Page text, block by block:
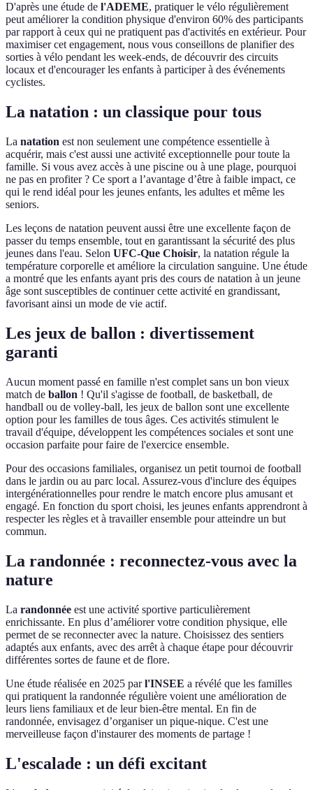
D'après une étude de l'ADEME, pratiquer le vélo régulièrement
peut améliorer la condition physique d'environ 60% des participants
par rapport à ceux qui ne pratiquent pas d'activités en extérieur. Pour
maximiser cet engagement, nous vous conseillons de planifier des
sorties à vélo pendant les week-ends, de découvrir des circuits
locaux et d'encourager les enfants à participer à des événements
cyclistes.
La natation : un classique pour tous
La natation est non seulement une compétence essentielle à
acquérir, mais c'est aussi une activité exceptionnelle pour toute la
famille. Si vous avez accès à une piscine ou à une plage, pourquoi
ne pas en profiter ? Ce sport a l’avantage d’être à faible impact, ce
qui le rend idéal pour les jeunes enfants, les adultes et même les
seniors.
Les leçons de natation peuvent aussi être une excellente façon de
passer du temps ensemble, tout en garantissant la sécurité des plus
jeunes dans l'eau. Selon UFC-Que Choisir, la natation régule la
température corporelle et améliore la circulation sanguine. Une étude
a montré que les enfants ayant pris des cours de natation à un jeune
âge sont susceptibles de continuer cette activité en grandissant,
favorisant ainsi un mode de vie actif.
Les jeux de ballon : divertissement
garanti
Aucun moment passé en famille n'est complet sans un bon vieux
match de ballon ! Qu'il s'agisse de football, de basketball, de
handball ou de volley-ball, les jeux de ballon sont une excellente
option pour les familles de tous âges. Ces activités stimulent le
travail d'équipe, développent les compétences sociales et sont une
occasion parfaite pour faire de l'exercice ensemble.
Pour des occasions familiales, organisez un petit tournoi de football
dans le jardin ou au parc local. Assurez-vous d'inclure des équipes
intergénérationnelles pour rendre le match encore plus amusant et
engagé. En fonction du sport choisi, les jeunes enfants apprendront à
respecter les règles et à travailler ensemble pour atteindre un but
commun.
La randonnée : reconnectez-vous avec la
nature
La randonnée est une activité sportive particulièrement
enrichissante. En plus d’améliorer votre condition physique, elle
permet de se reconnecter avec la nature. Choisissez des sentiers
adaptés aux enfants, avec des arrêt à chaque étape pour découvrir
différentes sortes de faune et de flore.
Une étude réalisée en 2025 parl'INSEE a révélé que les familles
qui pratiquent la randonnée régulière voient une amélioration de
leurs liens familiaux et de leur bien-être mental. En fin de
randonnée, envisagez d’organiser un pique-nique. C'est une
merveilleuse façon d'instaurer des moments de partage !
L'escalade : un défi excitant